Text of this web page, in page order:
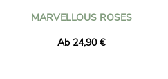
MARVELLOUS ROSES
Ab 24,90 €